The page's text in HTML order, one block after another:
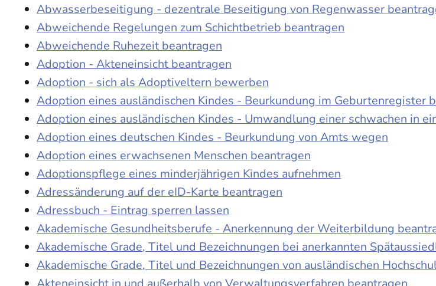
Abwasserbeseitigung - dezentrale Beseitigung von Regenwasser
Abweichende Regelungen zum Schichtbetrieb beantragen
Abweichende Ruhezeit beantragen
Adoption - Akteneinsicht beantragen
Adoption - sich als Adoptiveltern bewerben
Adoption eines ausländischen Kindes - Beurkundung im Geburtenregister
Adoption eines ausländischen Kindes - Umwandlung einer schwachen in
Adoption eines deutschen Kindes - Beurkundung von Amts wegen
Adoption eines erwachsenen Menschen beantragen
Adoptionspflege eines minderjährigen Kindes aufnehmen
Adressänderung auf der eID-Karte beantragen
Adressbuch - Eintrag sperren lassen
Akademische Gesundheitsberufe - Anerkennung der Weiterbildung
Akademische Grade, Titel und Bezeichnungen bei anerkannten
Akademische Grade, Titel und Bezeichnungen von ausländischen